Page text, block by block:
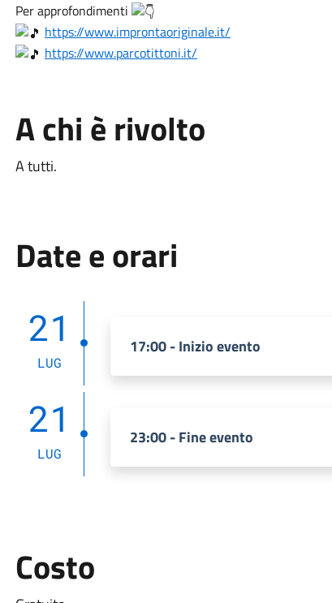
Per approfondimenti
https://www.improntaoriginale.it/
https://www.parcotittoni.it/
A chi è rivolto
A tutti.
Date e orari
21
LUG
17:00 - Inizio evento
21
LUG
23:00 - Fine evento
Costo